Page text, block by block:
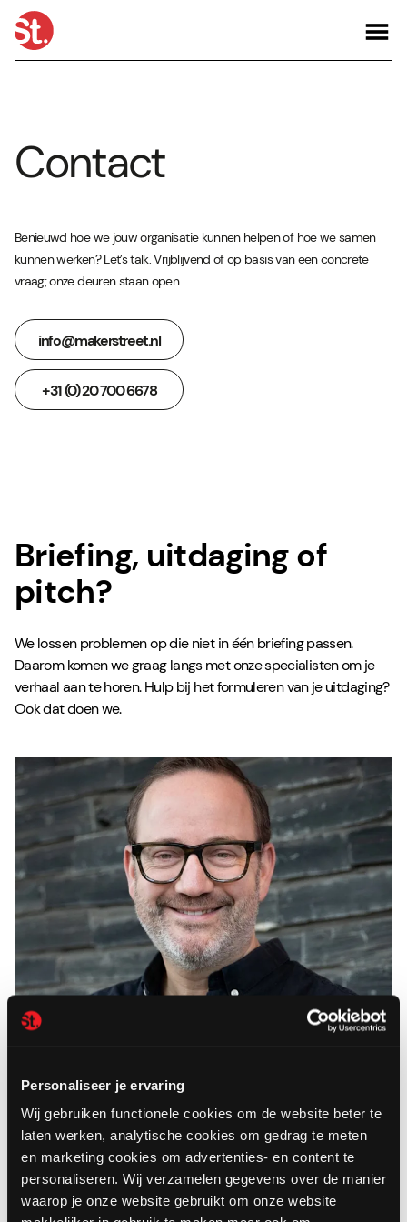
Personaliseer je ervaring
Wij gebruiken functionele cookies om de website beter te
laten werken, analytische cookies om gedrag te meten
en marketing cookies om advertenties- en content te
personaliseren. Wij verzamelen gegevens over de manier
waarop je onze website gebruikt om onze website
Contact
Benieuwd hoe we jouw organisatie kunnen helpen of hoe we samen
kunnen werken? Let’s talk. Vrijblijvend of op basis van een concrete
vraag; onze deuren staan open.
info@makerstreet.nl
+31 (0) 20 700 6678
Briefing, uitdaging of
pitch?
We lossen problemen op die niet in één briefing passen.
Daarom komen we graag langs met onze specialisten om je
verhaal aan te horen. Hulp bij het formuleren van je uitdaging?
Ook dat doen we.
+31 6 24 09 76 75 JASPER@MAKERSTREET.NL
Ondernemersdroom of
groeiambitie?